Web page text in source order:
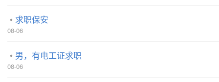
求职保安
08-06
男，有电工证求职
08-06